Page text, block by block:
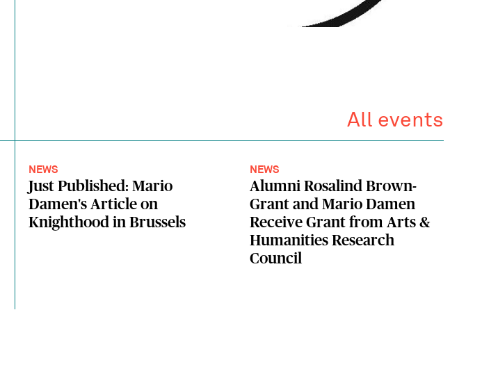
All events
NEWS
Just Published: Mario
Damen's Article on
Knighthood in Brussels
NEWS
Alumni Rosalind Brown-
Grant and Mario Damen
Receive Grant from Arts &
Humanities Research
Council